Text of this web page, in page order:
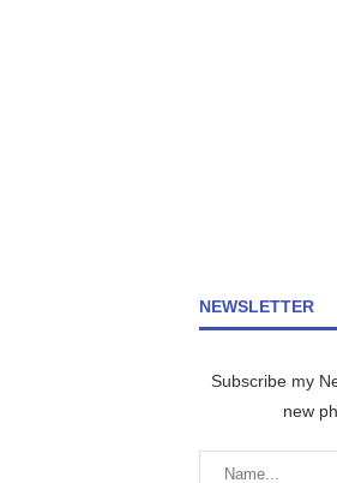
NEWSLETTER
Subscribe my
new